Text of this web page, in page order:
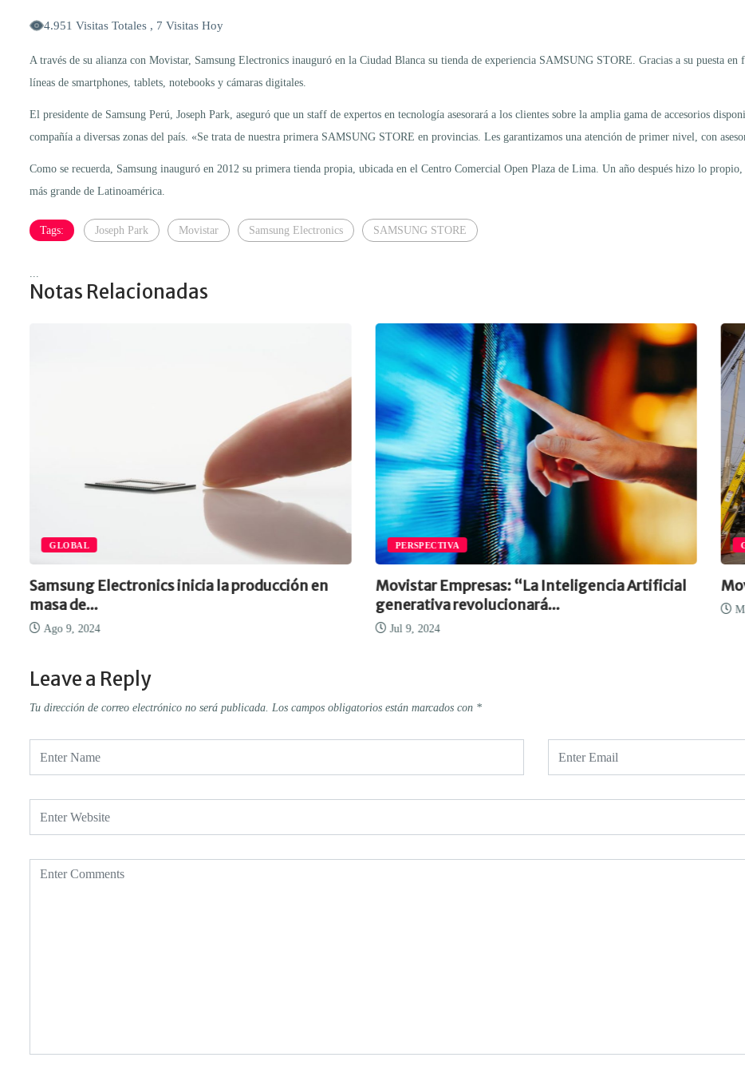
4.951 Visitas Totales , 7 Visitas Hoy
A través de su alianza con Movistar, Samsung Electronics inauguró en la Ciudad Blanca su tienda de experiencia SAMSUNG STORE. Gracias a su puesta
líneas de smartphones, tablets, notebooks y cámaras digitales.
El presidente de Samsung Perú, Joseph Park, aseguró que un staff de expertos en tecnología asesorará a los clientes sobre la amplia gama de accesorios
compañía a diversas zonas del país. «Se trata de nuestra primera SAMSUNG STORE en provincias. Les garantizamos una atención de primer nivel, con
Como se recuerda, Samsung inauguró en 2012 su primera tienda propia, ubicada en el Centro Comercial Open Plaza de Lima. Un año después hizo lo
más grande de Latinoamérica.
Tags: Joseph Park Movistar Samsung Electronics SAMSUNG STORE
Notas Relacionadas
GLOBAL
Samsung Electronics inicia la producción en
masa de...
Ago 9, 2024
PERSPECTIVA
Movistar Empresas: “La Inteligencia Artificial
generativa revolucionará...
Jul 9, 2024
Leave a Reply
Tu dirección de correo electrónico no será publicada. Los campos obligatorios están marcados con *